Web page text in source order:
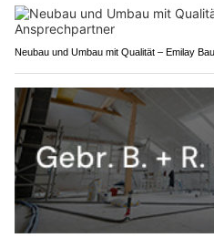
Neubau und Umbau mit Qualität – Emilay